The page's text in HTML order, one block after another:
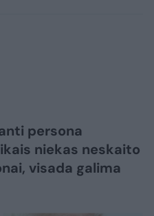
persona
niekas neskaito
visada galima